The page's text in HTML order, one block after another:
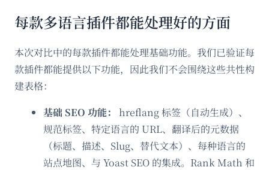
每款多语言插件都能处理好的方面
本次对比中的每款插件都能处理基础功能。我们已验证每
款插件都能提供以下功能，因此我们不会围绕这些共性构
建表格：
基础 SEO 功能：
hreflang 标签（自动生成）、
规范标签、特定语言的 URL、翻译后的元数据
（标题、描述、Slug、替代文本）、每种语言的
站点地图、与 Yoast SEO 的集成。Rank Math 和